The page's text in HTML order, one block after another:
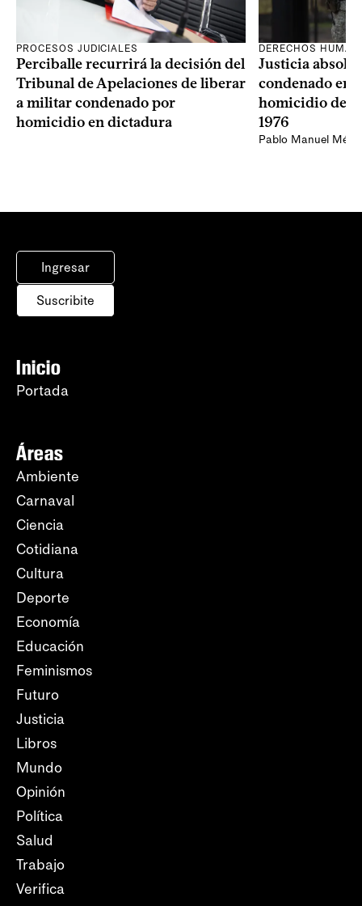
PROCESOS JUDICIALES
Perciballe recurrirá la decisión del
Tribunal de Apelaciones de liberar
a militar condenado por
homicidio en dictadura
DERECHOS
Justicia
condenado en
homicidio de
1976
Pablo Manuel
Ingresar
Suscribite
Inicio
Portada
Áreas
Ambiente
Carnaval
Ciencia
Cotidiana
Cultura
Deporte
Economía
Educación
Feminismos
Futuro
Justicia
Libros
Mundo
Opinión
Política
Salud
Trabajo
Verifica